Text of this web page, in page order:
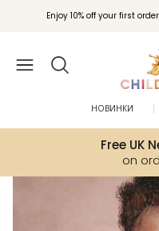
Enjoy 10% off your first
Вступайте в клуб Бонусы
Free UK
on
НОВИНКИ